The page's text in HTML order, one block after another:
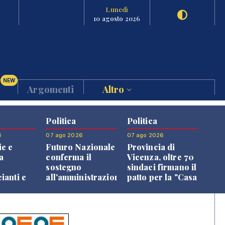
Lunedì
10 agosto 2026
NEW
Argomenti Altro
e
e
Politica
07 ago 2026
Futuro Nazionale
conferma il
sostegno
all'amministrazione
Politica
07 ago 2026
Provincia di
Vicenza, oltre 70
sindaci firmano il
patto per la "Casa